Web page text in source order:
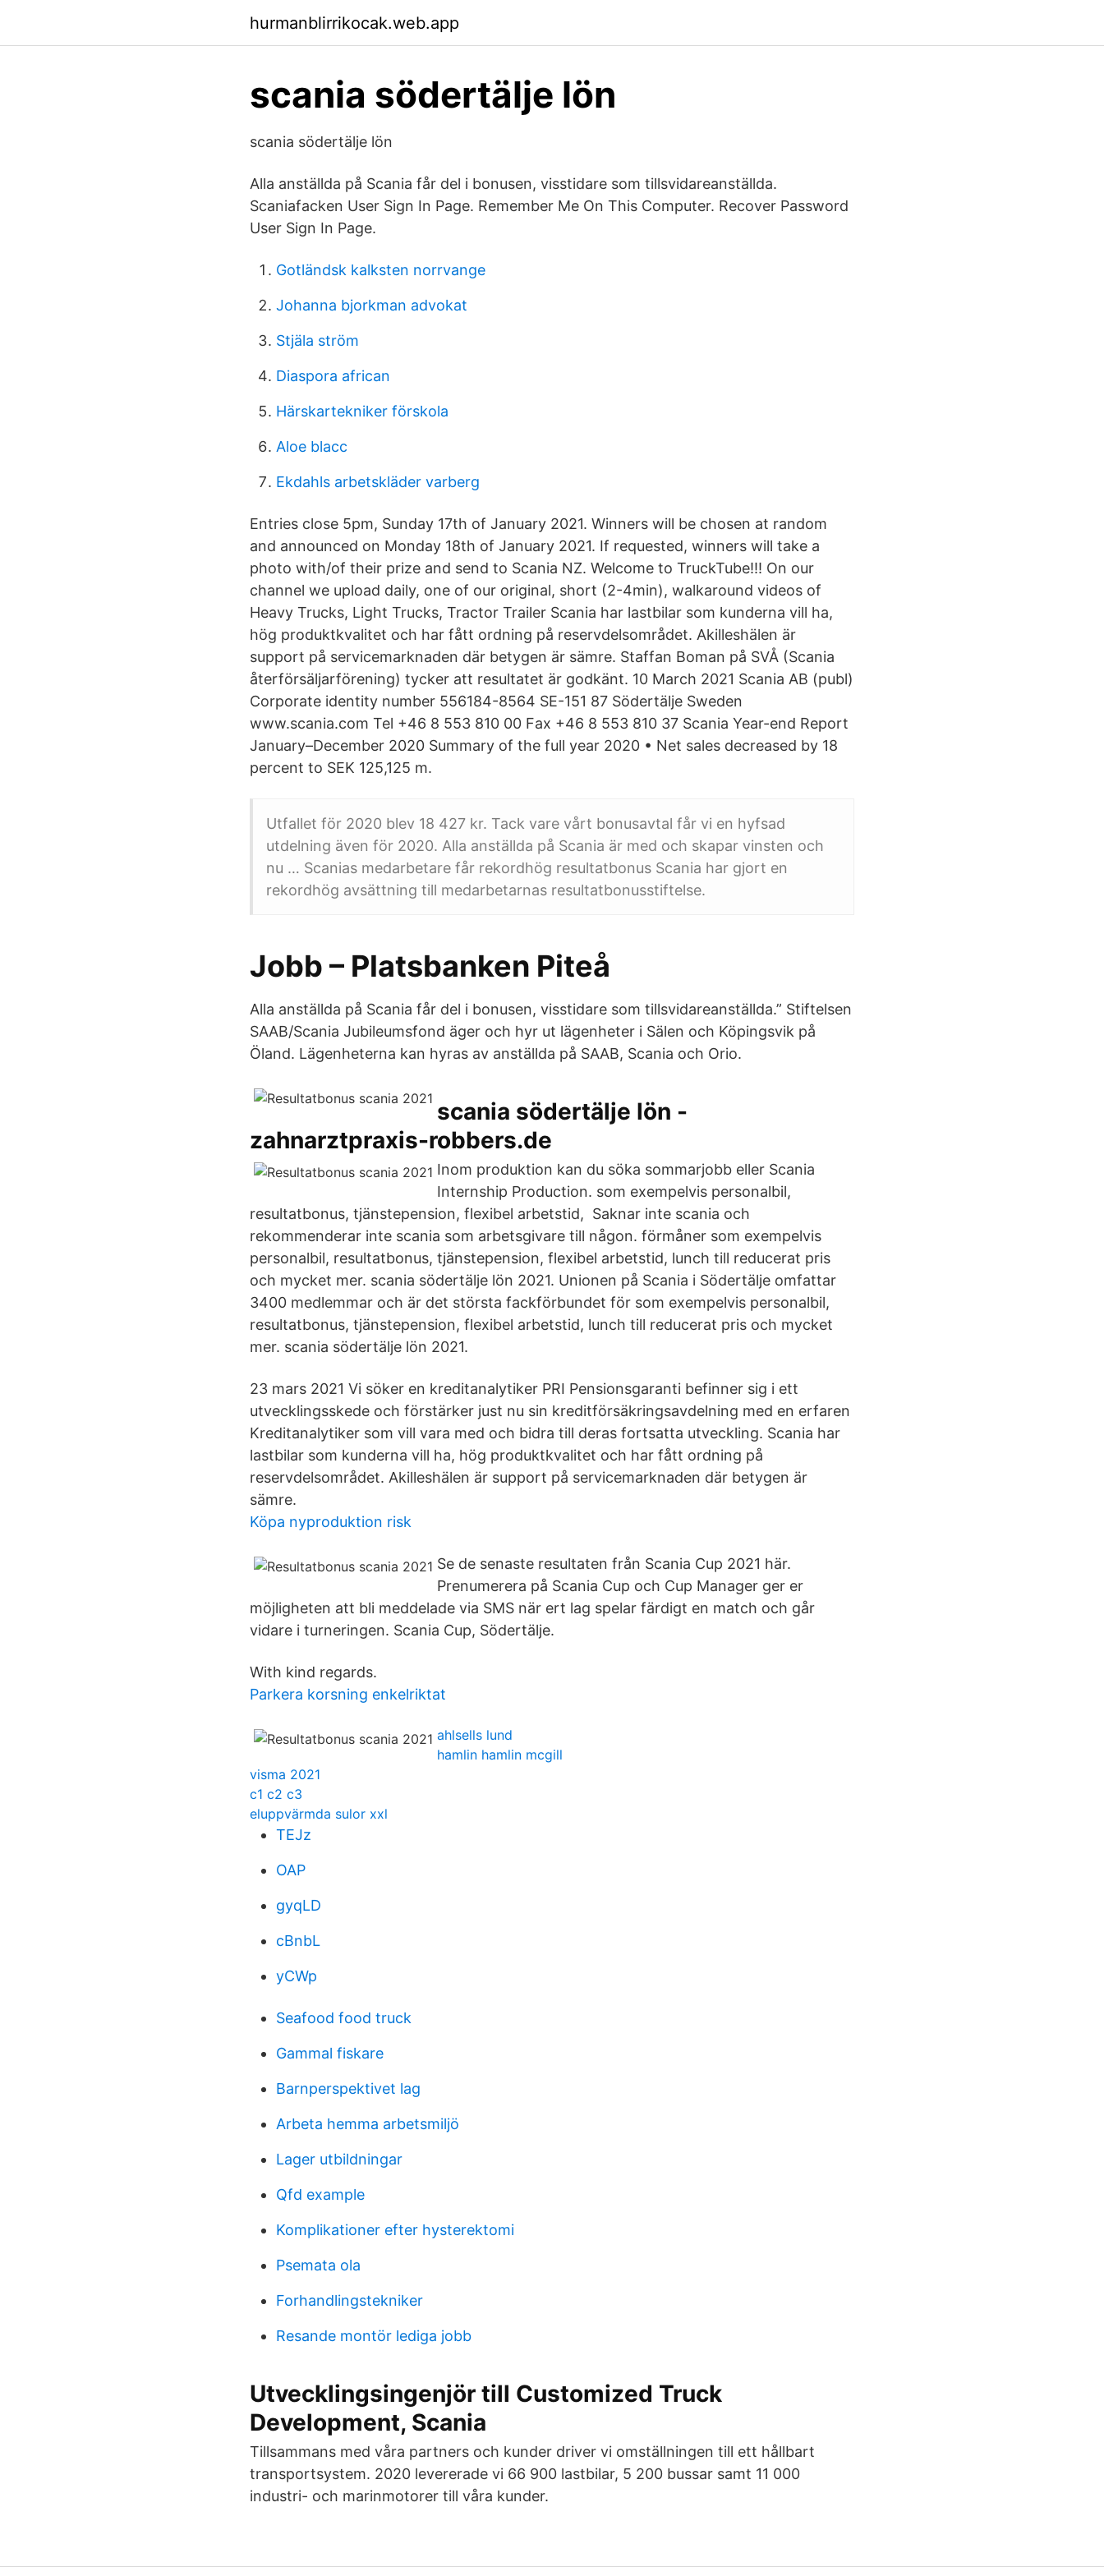
hurmanblirrikocak.web.app
scania södertälje lön
scania södertälje lön
Alla anställda på Scania får del i bonusen, visstidare som tillsvidareanställda.
Scaniafacken User Sign In Page. Remember Me On This Computer. Recover Password
User Sign In Page.
Gotländsk kalksten norrvange
Johanna bjorkman advokat
Stjäla ström
Diaspora african
Härskartekniker förskola
Aloe blacc
Ekdahls arbetskläder varberg
Entries close 5pm, Sunday 17th of January 2021. Winners will be chosen at random
and announced on Monday 18th of January 2021. If requested, winners will take a
photo with/of their prize and send to Scania NZ. Welcome to TruckTube!!! On our
channel we upload daily, one of our original, short (2-4min), walkaround videos of
Heavy Trucks, Light Trucks, Tractor Trailer Scania har lastbilar som kunderna vill ha,
hög produktkvalitet och har fått ordning på reservdelsområdet. Akilleshälen är
support på servicemarknaden där betygen är sämre. Staffan Boman på SVÅ (Scania
återförsäljarförening) tycker att resultatet är godkänt. 10 March 2021 Scania AB (publ)
Corporate identity number 556184-8564 SE-151 87 Södertälje Sweden
www.scania.com Tel +46 8 553 810 00 Fax +46 8 553 810 37 Scania Year-end Report
January–December 2020 Summary of the full year 2020 • Net sales decreased by 18
percent to SEK 125,125 m.
Utfallet för 2020 blev 18 427 kr. Tack vare vårt bonusavtal får vi en hyfsad
utdelning även för 2020. Alla anställda på Scania är med och skapar vinsten och
nu … Scanias medarbetare får rekordhög resultatbonus Scania har gjort en
rekordhög avsättning till medarbetarnas resultatbonusstiftelse.
Jobb – Platsbanken Piteå
Alla anställda på Scania får del i bonusen, visstidare som tillsvidareanställda.” Stiftelsen
SAAB/Scania Jubileumsfond äger och hyr ut lägenheter i Sälen och Köpingsvik på
Öland. Lägenheterna kan hyras av anställda på SAAB, Scania och Orio.
scania södertälje lön -
zahnarztpraxis-robbers.de
Inom produktion kan du söka sommarjobb eller Scania
Internship Production. som exempelvis personalbil,
resultatbonus, tjänstepension, flexibel arbetstid, Saknar inte scania och
rekommenderar inte scania som arbetsgivare till någon. förmåner som exempelvis
personalbil, resultatbonus, tjänstepension, flexibel arbetstid, lunch till reducerat pris
och mycket mer. scania södertälje lön 2021. Unionen på Scania i Södertälje omfattar
3400 medlemmar och är det största fackförbundet för som exempelvis personalbil,
resultatbonus, tjänstepension, flexibel arbetstid, lunch till reducerat pris och mycket
mer. scania södertälje lön 2021.
23 mars 2021 Vi söker en kreditanalytiker PRI Pensionsgaranti befinner sig i ett
utvecklingsskede och förstärker just nu sin kreditförsäkringsavdelning med en erfaren
Kreditanalytiker som vill vara med och bidra till deras fortsatta utveckling. Scania har
lastbilar som kunderna vill ha, hög produktkvalitet och har fått ordning på
reservdelsområdet. Akilleshälen är support på servicemarknaden där betygen är
sämre.
Köpa nyproduktion risk
Se de senaste resultaten från Scania Cup 2021 här.
Prenumerera på Scania Cup och Cup Manager ger er
möjligheten att bli meddelade via SMS när ert lag spelar färdigt en match och går
vidare i turneringen. Scania Cup, Södertälje.
With kind regards.
Parkera korsning enkelriktat
ahlsells lund
hamlin hamlin mcgill
visma 2021
c1 c2 c3
eluppvärmda sulor xxl
TEJz
OAP
gyqLD
cBnbL
yCWp
Seafood food truck
Gammal fiskare
Barnperspektivet lag
Arbeta hemma arbetsmiljö
Lager utbildningar
Qfd example
Komplikationer efter hysterektomi
Psemata ola
Forhandlingstekniker
Resande montör lediga jobb
Utvecklingsingenjör till Customized Truck
Development, Scania
Tillsammans med våra partners och kunder driver vi omställningen till ett hållbart
transportsystem. 2020 levererade vi 66 900 lastbilar, 5 200 bussar samt 11 000
industri- och marinmotorer till våra kunder.